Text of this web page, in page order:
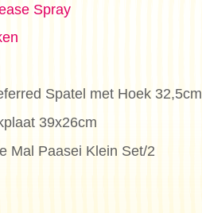
Spray
Spatel met Hoek 32,5cm
39x26cm
Mal Paasei Klein Set/2